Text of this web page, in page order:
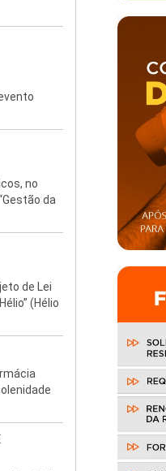
no
da
de Lei
(Hélio